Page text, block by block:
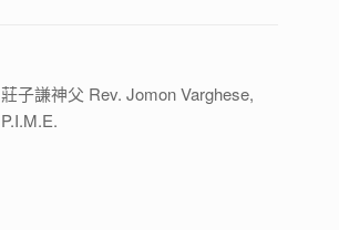
莊子謙神父 Rev. Jomon Varghese,
P.I.M.E.